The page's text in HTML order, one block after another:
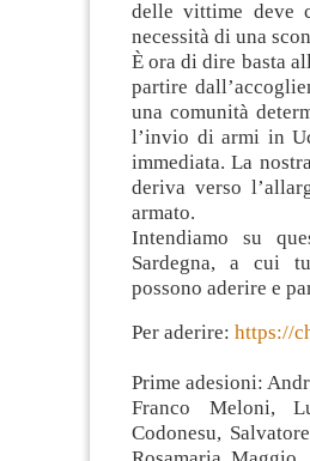
delle vittime deve
necessità di una
È ora di dire basta
partire
una comunità
l’invio di armi in
immediata. La
deriva verso
armato.
Intendiamo su
Sardegna, a cui
possono aderire e
Per aderire: https://
Prime adesioni:
Franco Meloni,
Codonesu,